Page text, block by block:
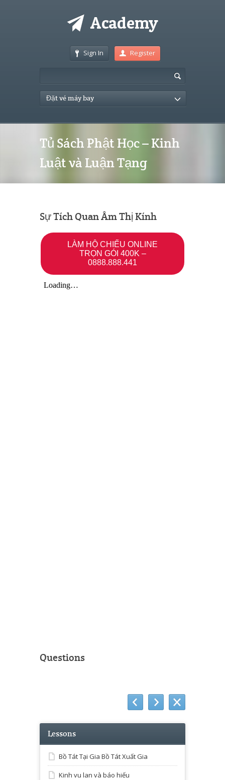
Sign In Register
Đặt vé máy bay
Tủ Sách Phật Học – Kinh
Luật và Luận Tạng
Sự Tích Quan Âm Thị Kính
LÀM HỘ CHIẾU ONLINE
TRỌN GÓI 400K –
0888.888.441
Questions
Lessons
Bồ Tát Tại Gia Bồ Tát Xuất Gia
Kinh vu lan và báo hiếu